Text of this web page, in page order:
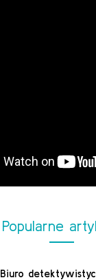
Popularne
Biuro